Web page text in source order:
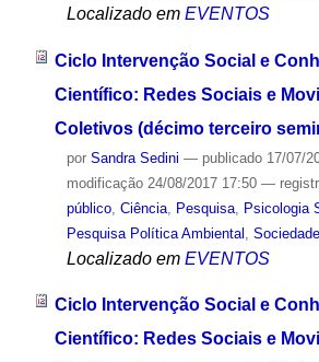
Localizado em EVENTOS
Ciclo Intervenção Social e
Científico: Redes Sociais e
Coletivos (décimo terceiro
por Sandra Sedini — publicado17/07/
modificação24/08/2017 17:50 —
público, Ciência, Pesquisa, Psicologia
Pesquisa Política Ambiental Sociedade
Localizado em EVENTOS
Ciclo Intervenção Social e
Científico: Redes Sociais e